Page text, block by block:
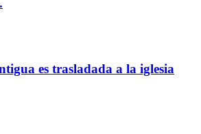
es trasladada a la iglesia